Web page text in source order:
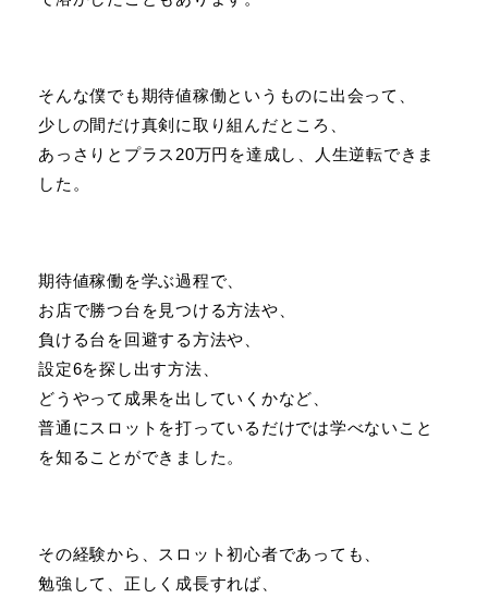
そんな僕でも期待値稼働というものに出会って、
少しの間だけ真剣に取り組んだところ、
あっさりとプラス20万円を達成し、人生逆転できま
した。
期待値稼働を学ぶ過程で、
お店で勝つ台を見つける方法や、
負ける台を回避する方法や、
設定6を探し出す方法、
どうやって成果を出していくかなど、
普通にスロットを打っているだけでは学べないこと
を知ることができました。
その経験から、スロット初心者であっても、
勉強して、正しく成長すれば、